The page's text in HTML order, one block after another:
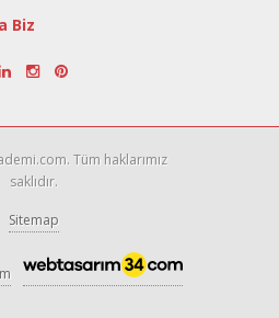
Biz
Tüm haklarımız
saklıdır.
Sitemap